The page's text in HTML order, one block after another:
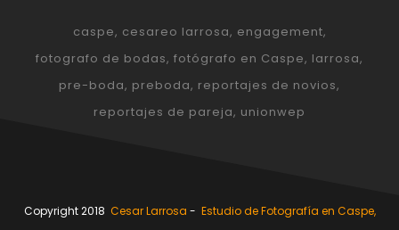
caspe cesareo larrosa engagement
fotografo de bodas fotógrafo en Caspe larrosa
pre-boda preboda reportajes de novios
reportajes de pareja unionwep
Copyright 2018 Cesar Larrosa - Estudio de Fotografía en Caspe,